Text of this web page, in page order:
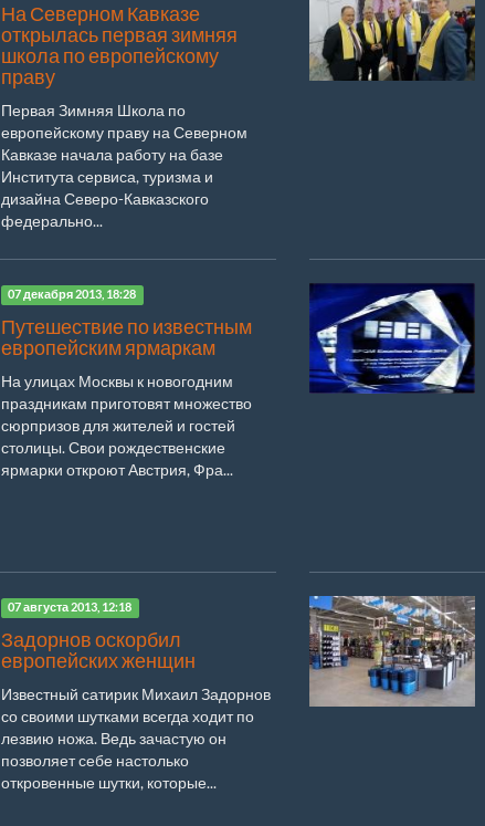
На Северном Кавказе
открылась первая зимняя
школа по европейскому
праву
Первая Зимняя Школа по
европейскому праву на Северном
Кавказе начала работу на базе
Института сервиса, туризма и
дизайна Северо-Кавказского
федерально...
07 декабря 2013, 18:28
Путешествие по известным
европейским ярмаркам
На улицах Москвы к новогодним
праздникам приготовят множество
сюрпризов для жителей и гостей
столицы. Свои рождественские
ярмарки откроют Австрия, Фра...
07 августа 2013, 12:18
Задорнов оскорбил
европейских женщин
Известный сатирик Михаил Задорнов
со своими шутками всегда ходит по
лезвию ножа. Ведь зачастую он
позволяет себе настолько
откровенные шутки, которые...